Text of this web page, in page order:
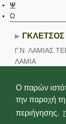
Ο παρών
την παροχή
περιήγησης.
Ψ
Ω
Γ.Ν. ΛΑΜΙΑΣ
ΛΑΜΙΑ
Βρίσκεται σε: